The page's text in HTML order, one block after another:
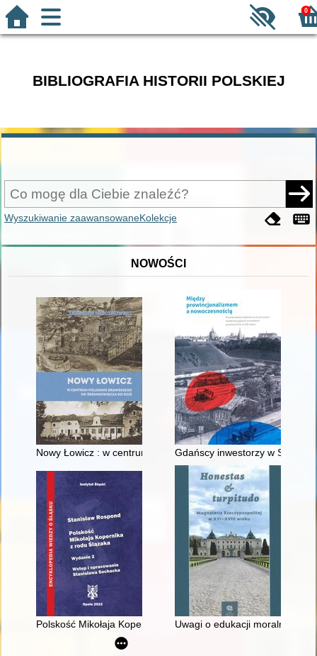
0
BIBLIOGRAFIA HISTORII POLSKIEJ
Wyszukiwanie zaawansowaneKolekcje
NOWOŚCI
Nowy Łowicz : w centrum poligonu drawskiego od
Gdańscy inwestorzy w
Polskość Mikołaja Kopernika z rodu ŚlązakaUwagi o edukacji moralnej